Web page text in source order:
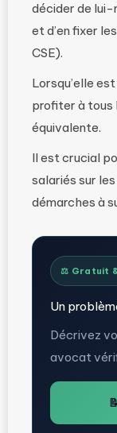
décider de
et d’en fixer
CSE).
Lorsqu’elle
profiter à tous
équivalente.
Il est crucial
salariés sur
démarches à
⚖️ Gratuit
Un
Décrivez
avocat